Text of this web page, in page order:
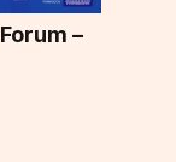
–